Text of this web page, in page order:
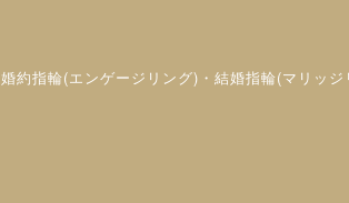
婚約指輪(エンゲージリング)・結婚指輪(マリッ